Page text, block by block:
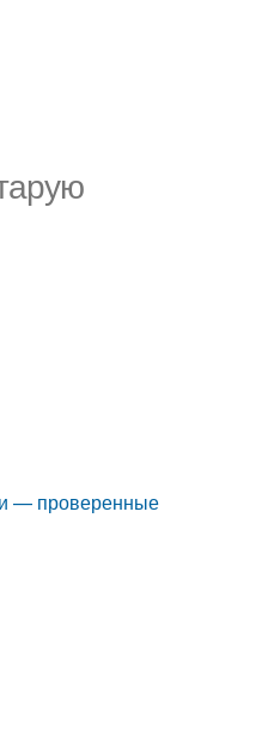
— проверенные